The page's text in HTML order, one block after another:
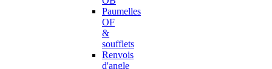
Paumelles
OF
&
soufflets
Renvois
d'angle